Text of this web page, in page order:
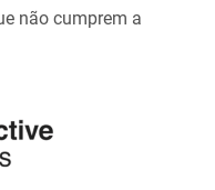
não cumprem a